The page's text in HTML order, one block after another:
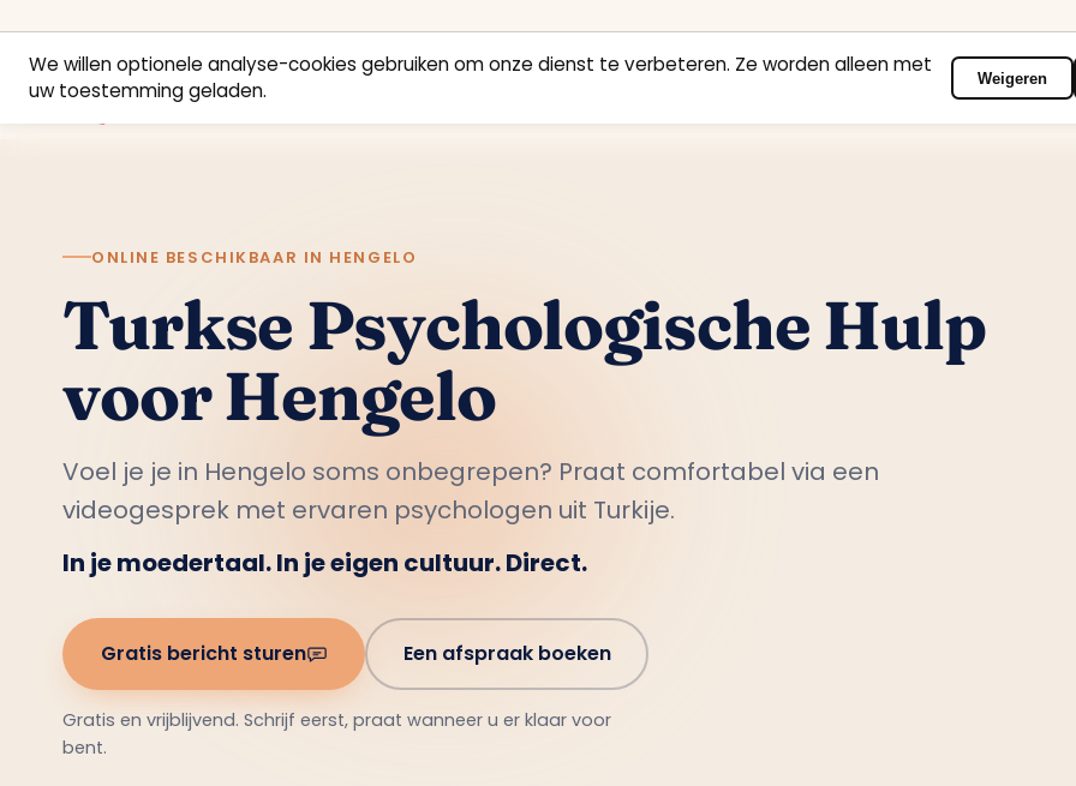
HomeVakgebiedenPsychologenContact
Turkse Psychologische Hulp
voor Hengelo
Voel je je in Hengelo soms onbegrepen? Praat comfortabel via een
videogesprek met ervaren psychologen uit Turkije.
Een afspraak boeken
Gratis en vrijblijvend. Schrijf eerst, praat wanneer u er klaar voor
bent.
We willen optionele analyse-cookies gebruiken om onze dienst te verbeteren. Ze worden alleen met
uw toestemming geladen.